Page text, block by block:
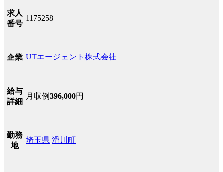
求人
番号
1175258
企業 UTエージェント株式会社
給与
詳細
月収例396,000円
勤務
地
埼玉県 滑川町